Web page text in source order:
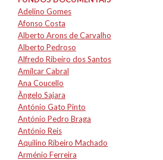
Adelino Gomes
Afonso Costa
Alberto Arons de Carvalho
Alberto Pedroso
Alfredo Ribeiro dos Santos
Amílcar Cabral
Ana Coucello
Ângelo Sajara
António Gato Pinto
António Pedro Braga
António Reis
Aquilino Ribeiro Machado
Arménio Ferreira